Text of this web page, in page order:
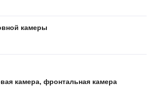
камеры
камера, фронтальная камера